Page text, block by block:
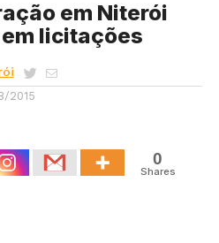
em Niterói
licitações
2015
0
Shares